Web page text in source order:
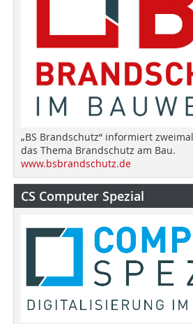
„BS Brandschutz“ informiert
das Thema Brandschutz am Bau.
www.bsbrandschutz.de
CS Computer Spezial